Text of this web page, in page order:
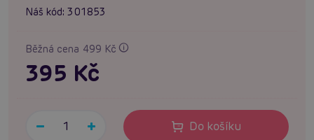
Náš kód: 301853
Běžná cena 499 Kč
395 Kč
Do košíku